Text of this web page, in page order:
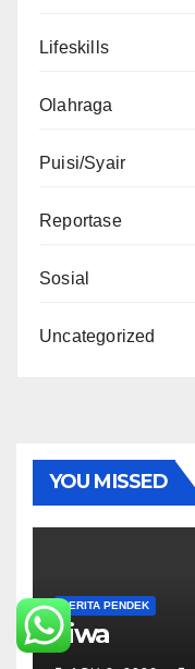
Lifeskills
Olahraga
Puisi/Syair
Reportase
Sosial
Uncategorized
YOU MISSED
CERITA PENDEK
Jiwa